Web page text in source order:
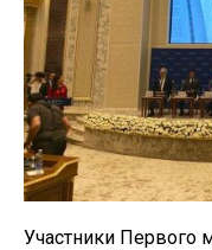
Участники Первого